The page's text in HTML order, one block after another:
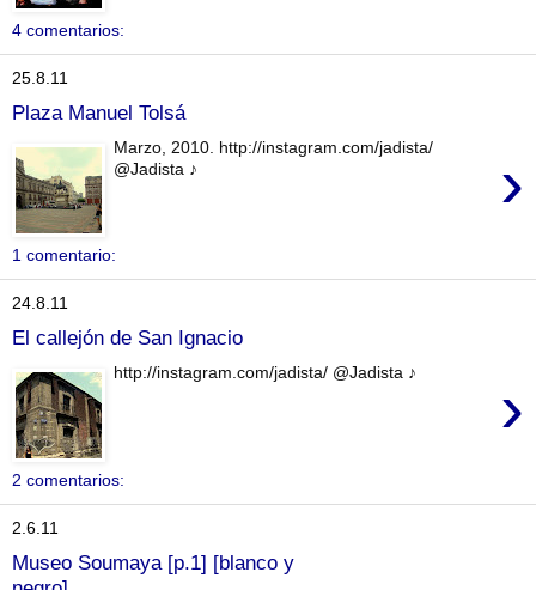
4 comentarios:
25.8.11
Plaza Manuel Tolsá
›
Marzo, 2010. http://instagram.com/jadista/
@Jadista ♪
1 comentario:
24.8.11
El callejón de San Ignacio
›
http://instagram.com/jadista/ @Jadista ♪
2 comentarios:
2.6.11
Museo Soumaya [p.1] [blanco y